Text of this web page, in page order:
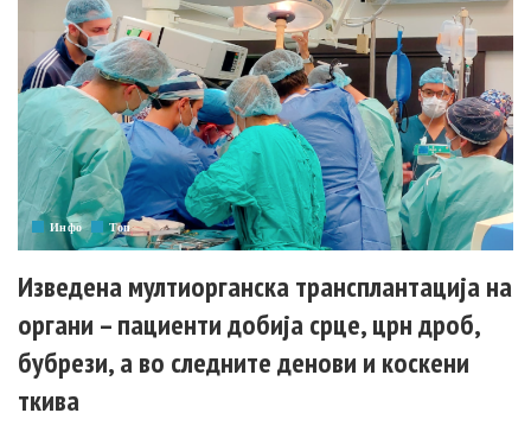
Инфо Топ
Изведена мултиорганска трансплантација на
органи – пациенти добија срце, црн дроб,
бубрези, а во следните денови и коскени
ткива